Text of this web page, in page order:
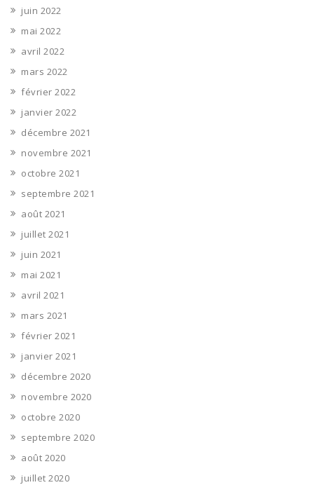
juin 2022
mai 2022
avril 2022
mars 2022
février 2022
janvier 2022
décembre 2021
novembre 2021
octobre 2021
septembre 2021
août 2021
juillet 2021
juin 2021
mai 2021
avril 2021
mars 2021
février 2021
janvier 2021
décembre 2020
novembre 2020
octobre 2020
septembre 2020
août 2020
juillet 2020